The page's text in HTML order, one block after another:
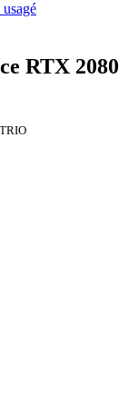
RTX 2080